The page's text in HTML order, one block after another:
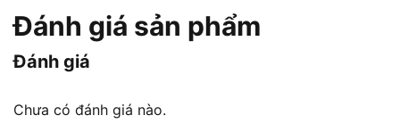
Bộ cờ lê Cờ lê Kingtony 1826MR 26 chi tiết được các
Đánh giá sản phẩm
Đánh giá
Chưa có đánh giá nào.